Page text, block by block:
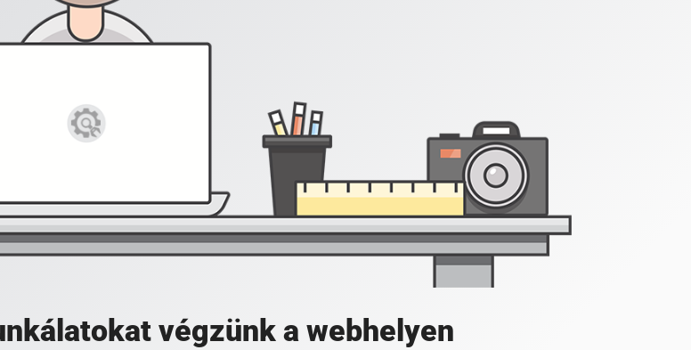
végzünk a webhelyen